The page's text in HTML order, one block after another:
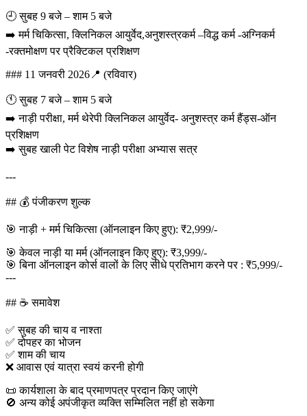
🕘 सुबह 9 बजे – शाम 5 बजे
➡️ मर्म चिकित्सा, क्लिनिकल आयुर्वेद,अनुशस्त्रकर्म –विद्ध कर्म -अग्निकर्म
-रक्तमोक्षण पर प्रैक्टिकल प्रशिक्षण
### 11 जनवरी 2026📍 (रविवार)
🕚 सुबह 7 बजे – शाम 5 बजे
➡️ नाड़ी परीक्षा, मर्म थेरेपी क्लिनिकल आयुर्वेद- अनुशस्त्र कर्म हैंड्स-ऑन
प्रशिक्षण
➡️ सुबह खाली पेट विशेष नाड़ी परीक्षा अभ्यास सत्र
---
## 💰 पंजीकरण शुल्क
🎯 नाड़ी + मर्म चिकित्सा (ऑनलाइन किए हुए): ₹2,999/-
🎯 केवल नाड़ी या मर्म (ऑनलाइन किए हुए): ₹3,999/-
🎯 बिना ऑनलाइन कोर्स वालों के लिए सीधे प्रतिभाग करने पर : ₹5,999/-
---
## ☕ समावेश
✅ सुबह की चाय व नाश्ता
✅ दोपहर का भोजन
✅ शाम की चाय
❌ आवास एवं यात्रा स्वयं करनी होगी
📜 कार्यशाला के बाद प्रमाणपत्र प्रदान किए जाएंगे
🚫 अन्य कोई अपंजीकृत व्यक्ति सम्मिलित नहीं हो सकेगा